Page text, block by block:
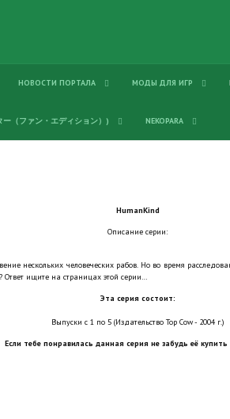
НОВОСТИ ПОРТАЛА МОДЫ ДЛЯ ИГР
ー（ファン・エディション）) NEKOPARA
HumanKind
Описание серии:
нескольких человеческих рабов. Но во время
ищите на страницах этой серии…
Эта серия состоит:
Выпуски с 1 по 5 (Издательство Top Cow - 2004 г.)
Если тебе понравилась данная серия не забудь её купить